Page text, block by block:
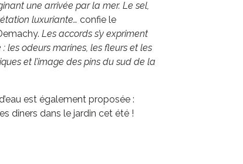
une arrivée par la mer. Le sel,
luxuriante… confie le
Les accords s’y expriment
les odeurs marines, les fleurs et les
et l’image des pins du sud de la
est également proposée :
dîners dans le jardin cet été !